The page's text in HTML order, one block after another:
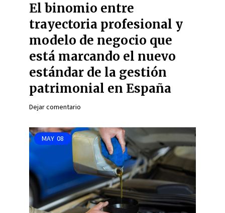
El binomio entre
trayectoria profesional y
modelo de negocio que
está marcando el nuevo
estándar de la gestión
patrimonial en España
Dejar comentario
MAY 08